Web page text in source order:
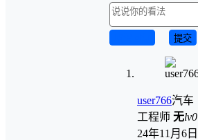
提交
user766汽车
工程师 无lv0
24年11月6日